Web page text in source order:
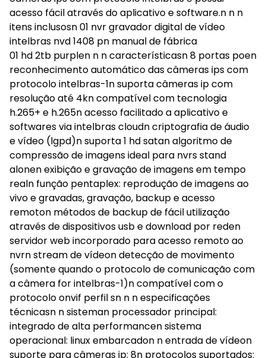
acesso fácil através do aplicativo e software.n n n
itens inclusosn 01 nvr gravador digital de vídeo
intelbras nvd 1408 pn manual de fábrica
01 hd 2tb purplen n n característicasn 8 portas poen
reconhecimento automático das câmeras ips com
protocolo intelbras-1n suporta câmeras ip com
resolução até 4kn compatível com tecnologia
h.265+ e h.265n acesso facilitado a aplicativo e
softwares via intelbras cloudn criptografia de áudio
e vídeo (lgpd)n suporta 1 hd satan algoritmo de
compressão de imagens ideal para nvrs stand
alonen exibição e gravação de imagens em tempo
realn função pentaplex: reprodução de imagens ao
vivo e gravadas, gravação, backup e acesso
remoton métodos de backup de fácil utilização
através de dispositivos usb e download por reden
servidor web incorporado para acesso remoto ao
nvrn stream de vídeon detecção de movimento
(somente quando o protocolo de comunicação com
a câmera for intelbras-1)n compatível com o
protocolo onvif perfil sn n n especificações
técnicasn n sisteman processador principal:
integrado de alta performancen sistema
operacional: linux embarcadon n entrada de vídeon
suporte para câmeras ip: 8n protocolos suportados: